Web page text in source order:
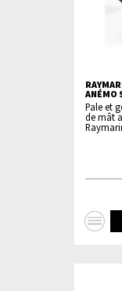
ANÉMO
Pale et
de mât